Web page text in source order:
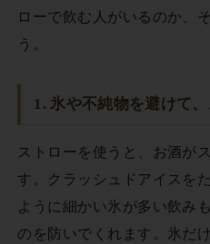
ローで飲む人がいるのか、
う。
1. 氷や不純物を避けて
ストローを使うと、お酒が
す。クラッシュドアイスを
ように細かい氷が多い飲み
のを防いでくれます。氷だ